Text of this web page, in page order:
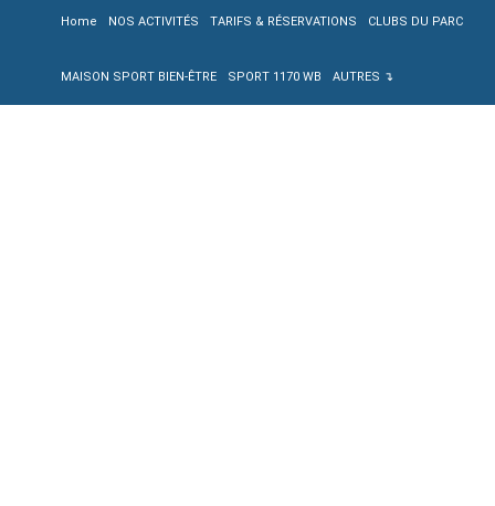
Home NOS ACTIVITÉS TARIFS & RÉSERVATIONS CLUBS DU PARC
MAISON SPORT BIEN-ÊTRE SPORT 1170 WB AUTRES ↴